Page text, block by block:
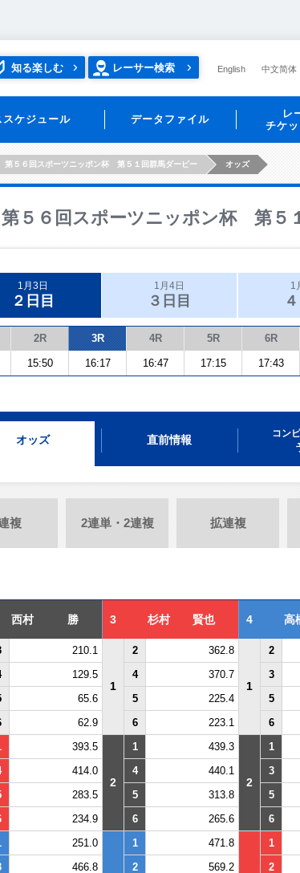
知る楽しむ レーサー検索 English 中文简体
スケジュール データファイル
レ
チケ
第５６回スポーツニッポン杯 第５１回群馬ダービー オッズ
第５６回スポーツニッポン杯 第５
1月3日
２日目
1月4日
３日目
1
2R 3R 4R 5R 6R
15:50 16:17 16:47 17:15 17:43
オッズ 直前情報
コン
複 2連単・2連複 拡連複
西村 勝 3 杉村 賢也 4
210.1
1
2 362.8
1
2
129.5 4 370.7 3
65.6 5 225.4 5
62.9 6 223.1 6
393.5
2
1 439.3
2
1
414.0 4 440.1 3
283.5 5 313.8 5
234.9 6 265.6 6
251.0 1 471.8 1
466.8 2 569.2 2